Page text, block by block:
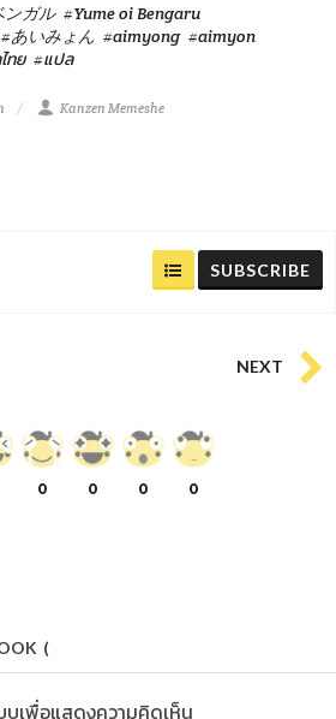
ンガル #Yume oi Bengaru
#あいみょん #aimyong #aimyon
ทย #แปล
Kanzen Memeshe
SUBSCRIBE
NEXT
0 0 0 0
(
บเพื่อแสดงความคิดเห็น